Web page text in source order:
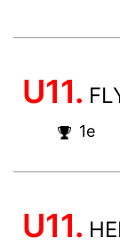
U11.
1e
U11.